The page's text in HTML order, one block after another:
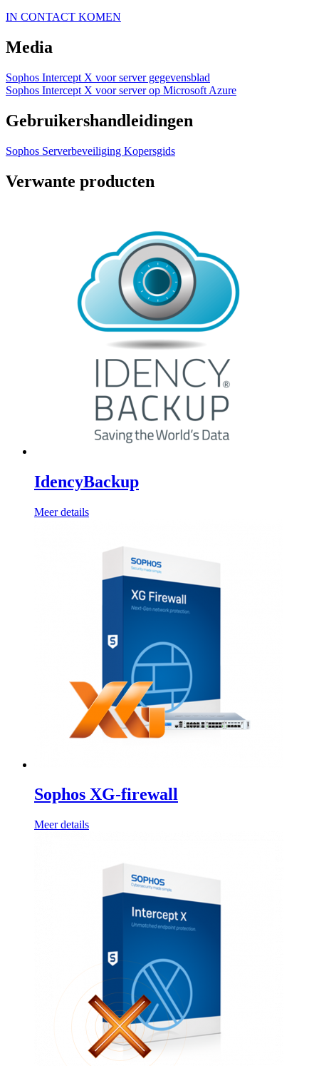
IN CONTACT KOMEN
Media
Sophos Intercept X voor server gegevensblad
Sophos Intercept X voor server op Microsoft Azure
Gebruikershandleidingen
Sophos Serverbeveiliging Kopersgids
Verwante producten
IdencyBackup
Meer details
Sophos XG-firewall
Meer details